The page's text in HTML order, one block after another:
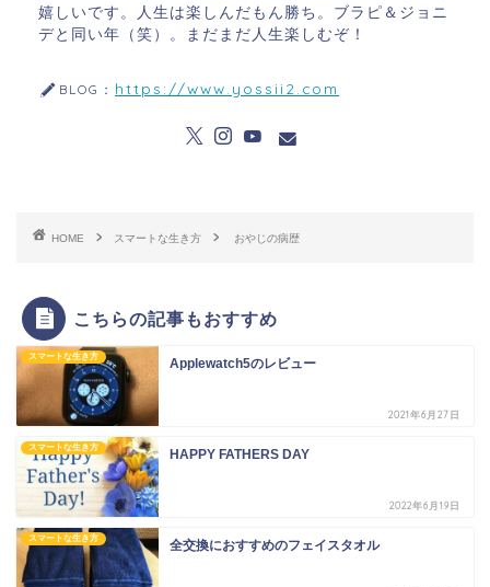
嬉しいです。人生は楽しんだもん勝ち。ブラピ＆ジョニ
デと同い年（笑）。まだまだ人生楽しむぞ！
BLOG： https://www.yossii2.com
HOME スマートな生き方 おやじの病歴
こちらの記事もおすすめ
スマートな生き方 Applewatch5のレビュー
2021年6月27日
スマートな生き方 HAPPY FATHERS DAY
2022年6月19日
スマートな生き方 全交換におすすめのフェイスタオル